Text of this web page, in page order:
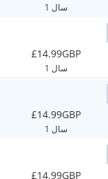
1 سال
£14.99GBP
1 سال
£14.99GBP
1 سال
£14.99GBP